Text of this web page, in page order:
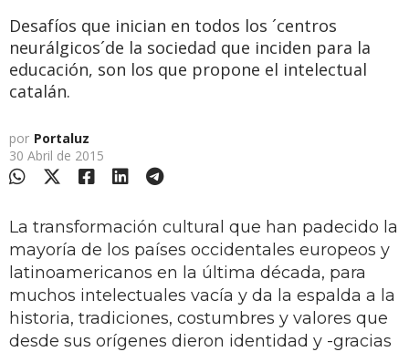
Desafíos que inician en todos los ´centros
neurálgicos´de la sociedad que inciden para la
educación, son los que propone el intelectual
catalán.
por Portaluz
30 Abril de 2015
La transformación cultural que han padecido la
mayoría de los países occidentales europeos y
latinoamericanos en la última década, para
muchos intelectuales vacía y da la espalda a la
historia, tradiciones, costumbres y valores que
desde sus orígenes dieron identidad y -gracias